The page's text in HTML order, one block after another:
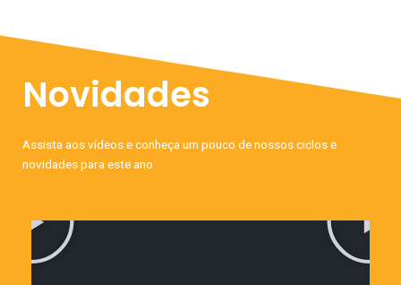
Novidades
Assista aos vídeos e conheça um pouco de nossos ciclos e
novidades para este ano
a